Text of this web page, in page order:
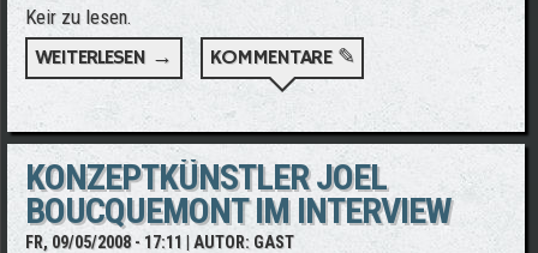
Keir zu lesen.
WEITERLESEN →
ÜBER KEIR EDMONDS BESUCHT ERSTMALS
CRYSTAL DYNAMICS
KOMMENTARE ✎
KONZEPTKÜNSTLER JOEL
BOUCQUEMONT IM INTERVIEW
FR, 09/05/2008 - 17:11 | AUTOR: GAST